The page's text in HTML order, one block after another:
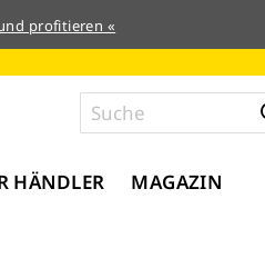
profitieren «
HÄNDLER MAGAZIN